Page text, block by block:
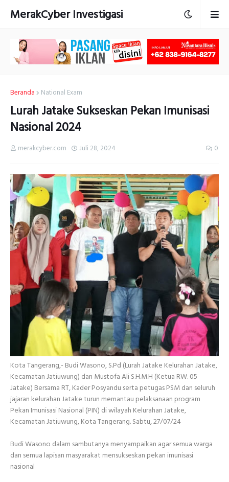
MerakCyber Investigasi
Beranda National Exam
Lurah Jatake Sukseskan Pekan Imunisasi
Nasional 2024
merakcyber.com Juli 28, 2024 0
Kota Tangerang,- Budi Wasono, S.Pd (Lurah Jatake Kelurahan Jatake,
Kecamatan Jatiuwung) dan Mustofa Ali S.H.M.H (Ketua RW. 05
Jatake) Bersama RT, Kader Posyandu serta petugas PSM dan seluruh
jajaran kelurahan Jatake turun memantau pelaksanaan program
Pekan Imunisasi Nasional (PIN) di wilayah Kelurahan Jatake,
Kecamatan Jatiuwung, Kota Tangerang. Sabtu, 27/07/24
Budi Wasono dalam sambutanya menyampaikan agar semua warga
dan semua lapisan masyarakat mensukseskan pekan imunisasi
nasional